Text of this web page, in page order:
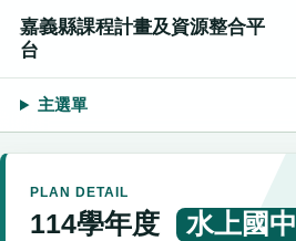
嘉義縣課程計畫及資源整合平
台
主選單
PLAN DETAIL
114學年度
水上國中